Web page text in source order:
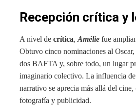
Recepción crítica y
A nivel de crítica, Amélie fue
Obtuvo cinco nominaciones al Oscar,
dos BAFTA y, sobre todo, un lugar
imaginario colectivo. La influencia
narrativo se aprecia más allá del cine,
fotografía y publicidad.